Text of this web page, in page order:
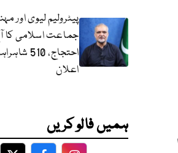
پیٹرولیم لیوی اور
جماعت اسلامی کا
احتجاج،
اعلان
ہمیں فالو کریں